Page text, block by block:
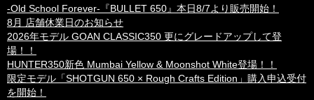
-Old School Forever-『BULLET 650』本日8/7より販売開始！
8月 店舗休業日のお知らせ
2026年モデル GOAN CLASSIC350 更にグレードアップして登
場！！
HUNTER350新色 Mumbai Yellow & Moonshot White登場！！
限定モデル「SHOTGUN 650 × Rough Crafts Edition」購入申込受付
を開始！